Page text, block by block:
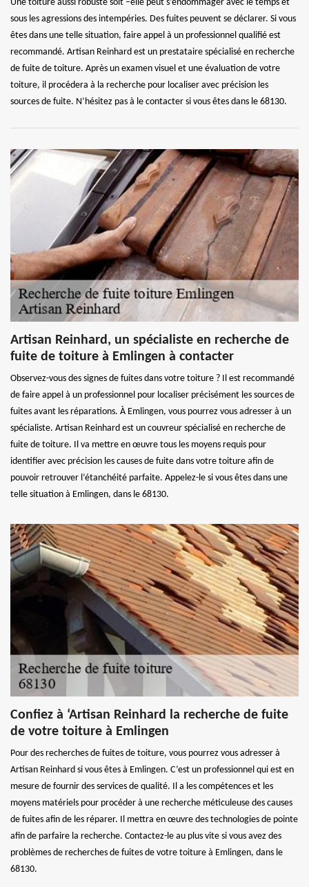
Une toiture aussi robuste soit –elle peut s’endommager avec le temps et
sous les agressions des intempéries. Des fuites peuvent se déclarer. Si vous
êtes dans une telle situation, faire appel à un professionnel qualifié est
recommandé. Artisan Reinhard est un prestataire spécialisé en recherche
de fuite de toiture. Après un examen visuel et une évaluation de votre
toiture, il procédera à la recherche pour localiser avec précision les
sources de fuite. N’hésitez pas à le contacter si vous êtes dans le 68130.
Artisan Reinhard, un spécialiste en recherche de
fuite de toiture à Emlingen à contacter
Observez-vous des signes de fuites dans votre toiture ? Il est recommandé
de faire appel à un professionnel pour localiser précisément les sources de
fuites avant les réparations. À Emlingen, vous pourrez vous adresser à un
spécialiste. Artisan Reinhard est un couvreur spécialisé en recherche de
fuite de toiture. Il va mettre en œuvre tous les moyens requis pour
identifier avec précision les causes de fuite dans votre toiture afin de
pouvoir retrouver l’étanchéité parfaite. Appelez-le si vous êtes dans une
telle situation à Emlingen, dans le 68130.
Confiez à ‘Artisan Reinhard la recherche de fuite
de votre toiture à Emlingen
Pour des recherches de fuites de toiture, vous pourrez vous adresser à
Artisan Reinhard si vous êtes à Emlingen. C’est un professionnel qui est en
mesure de fournir des services de qualité. Il a les compétences et les
moyens matériels pour procéder à une recherche méticuleuse des causes
de fuites afin de les réparer. Il mettra en œuvre des technologies de pointe
afin de parfaire la recherche. Contactez-le au plus vite si vous avez des
problèmes de recherches de fuites de votre toiture à Emlingen, dans le
68130.